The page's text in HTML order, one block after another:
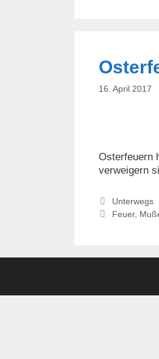
16. April 2017
Osterfeuern
verweigern
Kategorien
Unterwegs
Feuer,